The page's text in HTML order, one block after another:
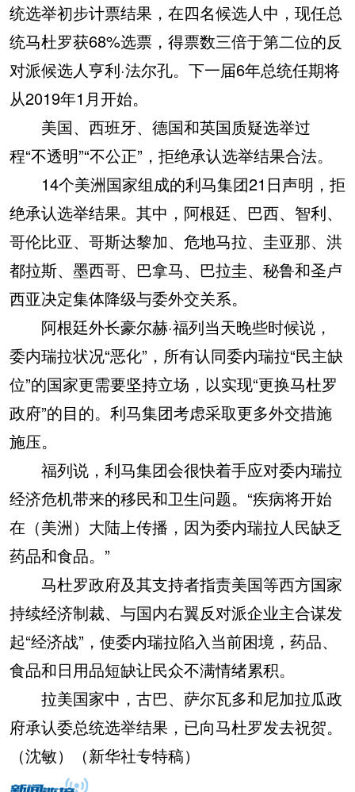
统选举初步计票结果，在四名候选人中，现任总
统马杜罗获68%选票，得票数三倍于第二位的反
对派候选人亨利·法尔孔。下一届6年总统任期将
从2019年1月开始。
美国、西班牙、德国和英国质疑选举过
程“不透明”“不公正”，拒绝承认选举结果合法。
14个美洲国家组成的利马集团21日声明，拒
绝承认选举结果。其中，阿根廷、巴西、智利、
哥伦比亚、哥斯达黎加、危地马拉、圭亚那、洪
都拉斯、墨西哥、巴拿马、巴拉圭、秘鲁和圣卢
西亚决定集体降级与委外交关系。
阿根廷外长豪尔赫·福列当天晚些时候说，
委内瑞拉状况“恶化”，所有认同委内瑞拉“民主缺
位”的国家更需要坚持立场，以实现“更换马杜罗
政府”的目的。利马集团考虑采取更多外交措施
施压。
福列说，利马集团会很快着手应对委内瑞拉
经济危机带来的移民和卫生问题。“疾病将开始
在（美洲）大陆上传播，因为委内瑞拉人民缺乏
药品和食品。”
马杜罗政府及其支持者指责美国等西方国家
持续经济制裁、与国内右翼反对派企业主合谋发
起“经济战”，使委内瑞拉陷入当前困境，药品、
食品和日用品短缺让民众不满情绪累积。
拉美国家中，古巴、萨尔瓦多和尼加拉瓜政
府承认委总统选举结果，已向马杜罗发去祝贺。
（沈敏）（新华社专特稿）